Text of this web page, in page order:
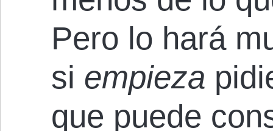
Pero lo hará
si empieza
que puede